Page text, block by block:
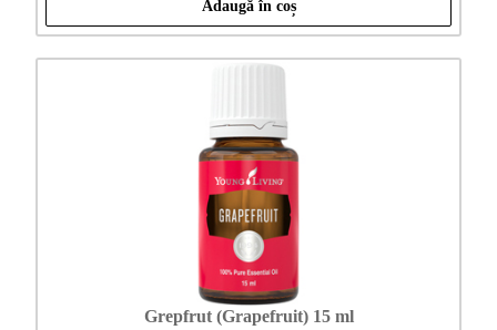
Adaugă în coș
Grepfrut (Grapefruit) 15 ml